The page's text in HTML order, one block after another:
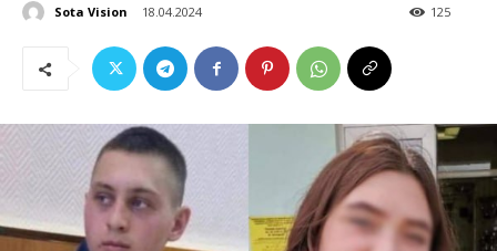
Sota Vision 18.04.2024 125